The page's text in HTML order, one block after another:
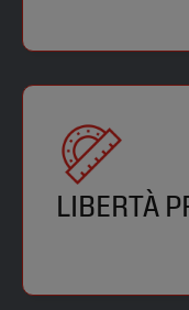
LIBERTÀ